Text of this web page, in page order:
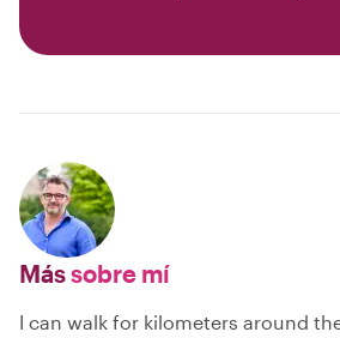
Mássobre mí
I can walk for kilometers around